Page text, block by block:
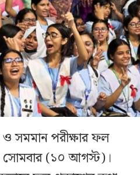
সমমান পরীক্ষার ফল
সোমবার (১০ আগস্ট)।